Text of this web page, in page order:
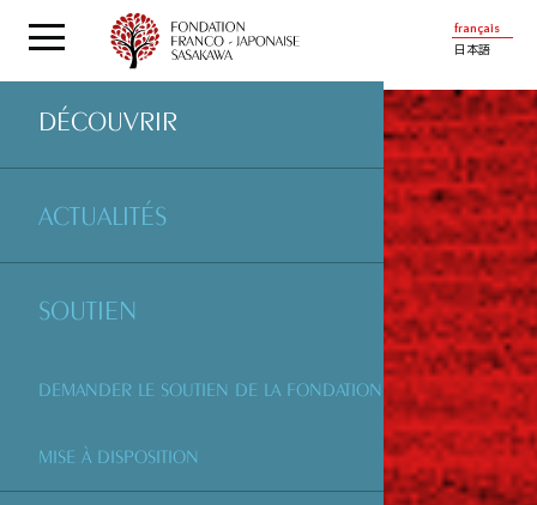
français
日本語
DÉCOUVRIR
ACTUALITÉS
SOUTIEN
DEMANDER LE SOUTIEN DE LA FONDATION
MISE À DISPOSITION